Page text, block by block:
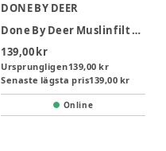
DONE BY DEER
Done By Deer Muslinfilt 2-pack - Celebration Sand
139,00 kr
Ursprungligen139,00 kr
Senaste lägsta pris139,00 kr
Online